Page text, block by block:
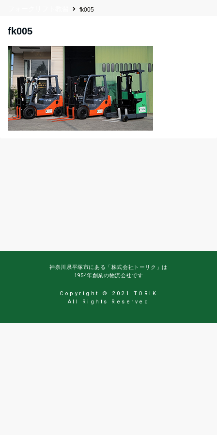
fk005
fk005
神奈川県平塚市にある「株式会社トーリク」は
1954年創業の物流会社です
Copyright © 2021 TORIK
All Rights Reserved